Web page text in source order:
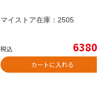
マイストア在庫： 2505
税込 6380
カートに入れる